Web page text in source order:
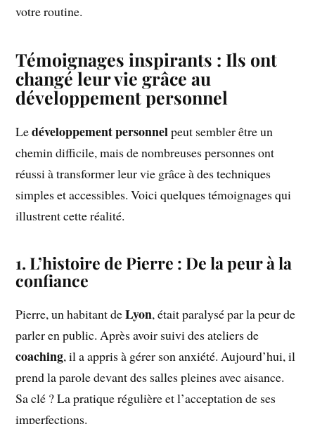
votre routine.
Témoignages inspirants : Ils ont
changé leur vie grâce au
développement personnel
Ledéveloppement personnelpeut sembler être un
chemin difficile, mais de nombreuses personnes ont
réussi à transformer leur vie grâce à des techniques
simples et accessibles. Voici quelques témoignages qui
illustrent cette réalité.
1. L’histoire de Pierre : De la peur à la
confiance
Pierre, un habitant deLyon, était paralysé par la peur de
parler en public. Après avoir suivi des ateliers de
coaching, il a appris à gérer son anxiété. Aujourd’hui, il
prend la parole devant des salles pleines avec aisance.
Sa clé ? La pratique régulière et l’acceptation de ses
imperfections.